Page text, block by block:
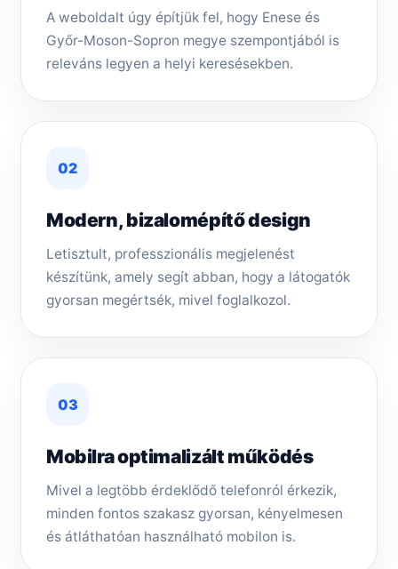
A weboldalt úgy építjük fel, hogy Enese és
Győr-Moson-Sopron megye szempontjából is
releváns legyen a helyi keresésekben.
02
Modern, bizalomépítő design
Letisztult, professzionális megjelenést
készítünk, amely segít abban, hogy a látogatók
gyorsan megértsék, mivel foglalkozol.
03
Mobilra optimalizált működés
Mivel a legtöbb érdeklődő telefonról érkezik,
minden fontos szakasz gyorsan, kényelmesen
és átláthatóan használható mobilon is.